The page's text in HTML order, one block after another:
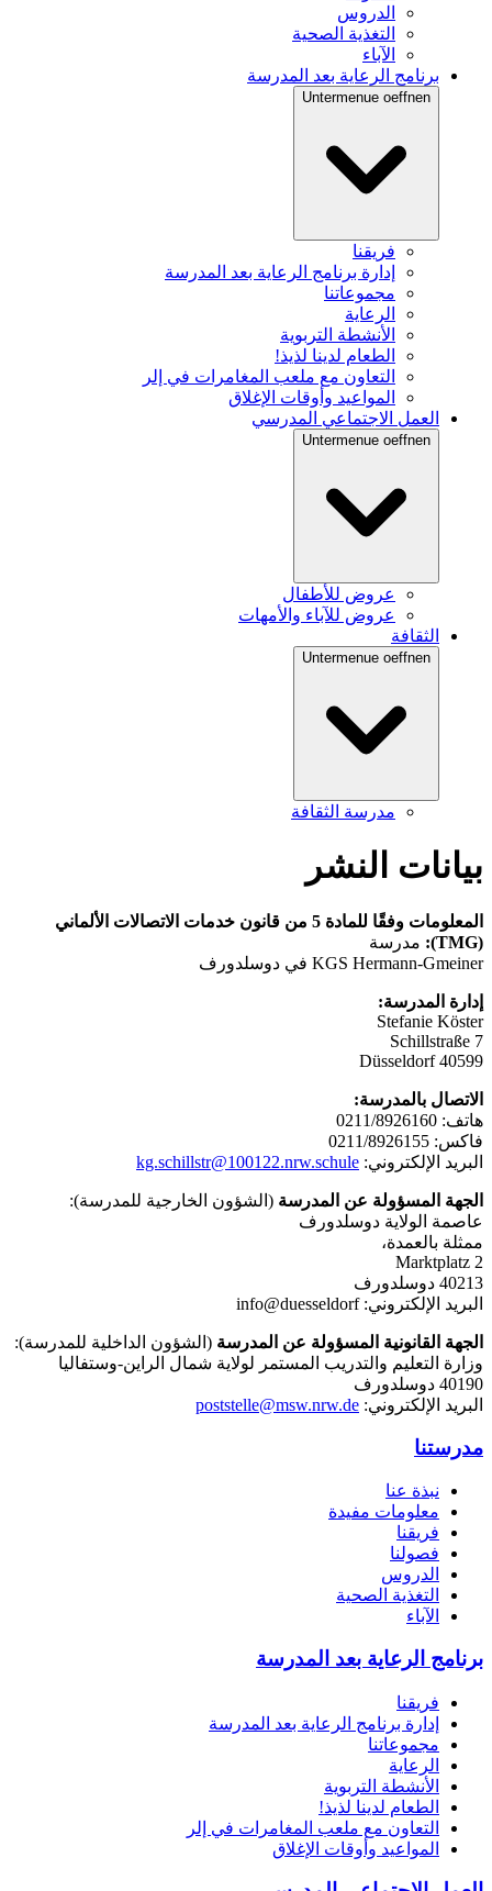
الدروس
التغذية الصحية
الآباء
برنامج الرعاية بعد المدرسة
Untermenue oeffnen
فريقنا
إدارة برنامج الرعاية بعد المدرسة
مجموعاتنا
الرعاية
الأنشطة التربوية
الطعام لدينا لذيذ!
التعاون مع ملعب المغامرات في إلر
المواعيد وأوقات الإغلاق
العمل الاجتماعي المدرسي
Untermenue oeffnen
عروض للأطفال
عروض للآباء والأمهات
الثقافة
Untermenue oeffnen
مدرسة الثقافة
بيانات النشر
المعلومات وفقًا للمادة 5 من قانون خدمات الاتصالات الألماني
(TMG):
مدرسة
KGS Hermann-Gmeiner في دوسلدورف
إدارة المدرسة:
Stefanie Köster
Schillstraße 7
40599 Düsseldorf
الاتصال بالمدرسة:
هاتف: 0211/8926160
فاكس: 0211/8926155
البريد الإلكتروني:
kg.schillstr@100122.nrw.schule
الجهة المسؤولة عن المدرسة (الشؤون الخارجية للمدرسة):
عاصمة الولاية دوسلدورف
ممثلة بالعمدة،
Marktplatz 2
40213 دوسلدورف
البريد الإلكتروني: info@duesseldorf
الجهة القانونية المسؤولة عن المدرسة (الشؤون الداخلية للمدرسة):
وزارة التعليم والتدريب المستمر لولاية شمال الراين-وستفاليا
40190 دوسلدورف
البريد الإلكتروني:
poststelle@msw.nrw.de
مدرستنا
نبذة عنا
معلومات مفيدة
فريقنا
فصولنا
الدروس
التغذية الصحية
الآباء
برنامج الرعاية بعد المدرسة
فريقنا
إدارة برنامج الرعاية بعد المدرسة
مجموعاتنا
الرعاية
الأنشطة التربوية
الطعام لدينا لذيذ!
التعاون مع ملعب المغامرات في إلر
المواعيد وأوقات الإغلاق